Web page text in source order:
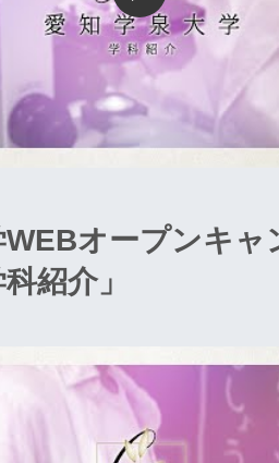
オープンキャ
紹介」